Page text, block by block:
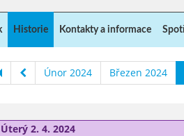
Historie Kontakty a informace
Únor 2024 Březen 2024
Úterý 2. 4. 2024